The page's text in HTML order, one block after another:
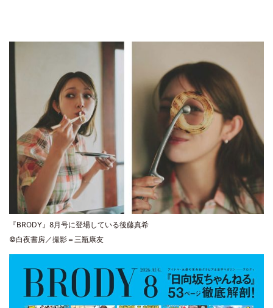
『BRODY』8月号に登場している後藤真希
©白夜書房／撮影＝三瓶康友